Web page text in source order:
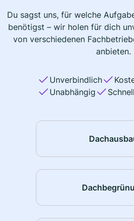
Du sagst uns, für welche
benötigst – wir holen für dich
von verschiedenen
anbieten.
Unverbindlich
Unabhängig
Schnell